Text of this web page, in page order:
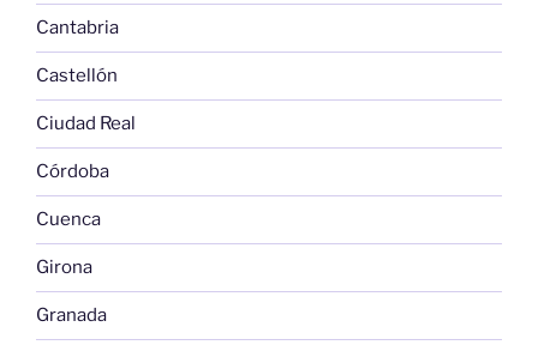
Cantabria
Castellón
Ciudad Real
Córdoba
Cuenca
Girona
Granada